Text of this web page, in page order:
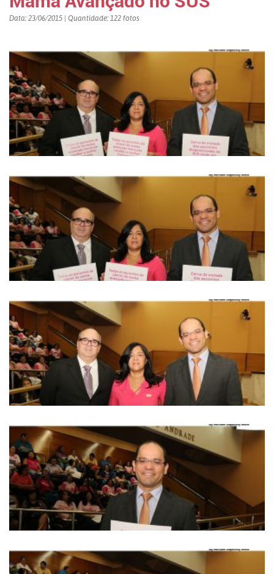
Data: 23/06/2015 | Quantidade: 122 fotos